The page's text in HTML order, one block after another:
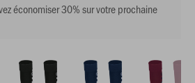
économiser 30% sur votre prochaine